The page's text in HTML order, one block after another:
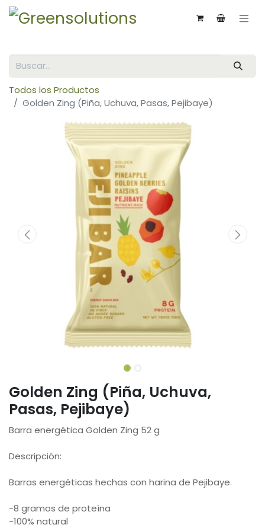
Todos los Productos
Golden Zing (Piña, Uchuva, Pasas, Pejibaye)
Golden Zing (Piña, Uchuva,
Pasas, Pejibaye)
Barra energética Golden Zing 52 g
Descripción:
Barras energéticas hechas con harina de Pejibaye.
-8 gramos de proteína
-100% natural